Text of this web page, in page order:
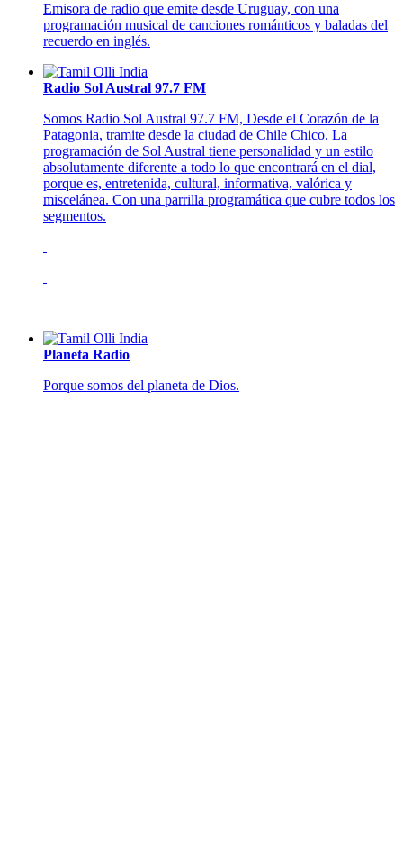
Emisora de radio que emite desde Uruguay, con una
programación musical de canciones románticos y baladas del
recuerdo en inglés.
Radio Sol Austral 97.7 FM
Somos Radio Sol Austral 97.7 FM, Desde el Corazón de la
Patagonia, tramite desde la ciudad de Chile Chico. La
programación de Sol Austral tiene personalidad y un estilo
absolutamente diferente a todo lo que encontrará en el dial,
porque es, entretenida, cultural, informativa, valórica y
miscelánea. Con una parrilla programática que cubre todos los
segmentos.
Planeta Radio
Porque somos del planeta de Dios.